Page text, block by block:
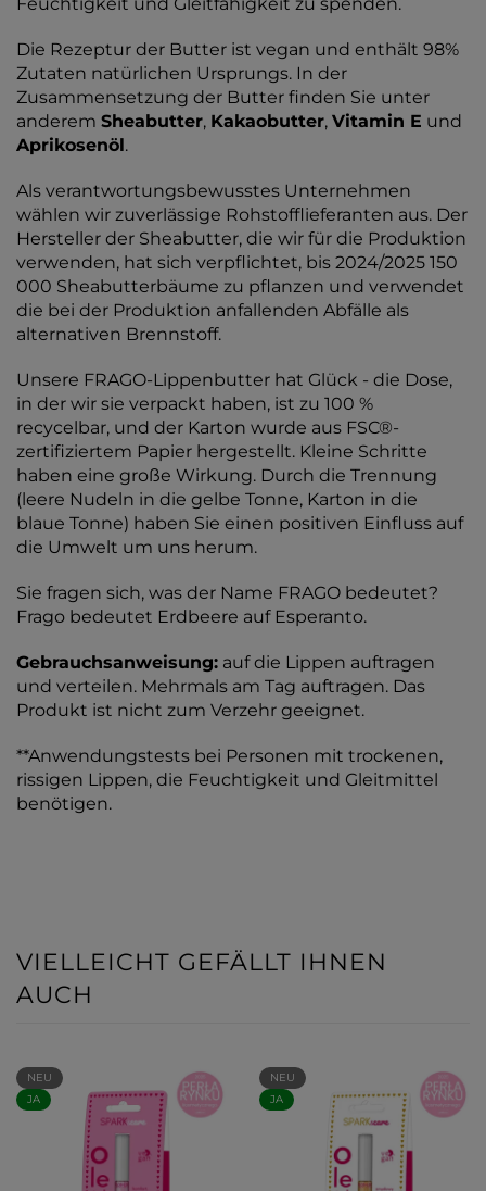
Die Rezeptur der Butter ist vegan und enthält 98%
Zutaten natürlichen Ursprungs. In der
Zusammensetzung der Butter finden Sie unter
anderem Sheabutter, Kakaobutter, Vitamin E und
Aprikosenöl.
Als verantwortungsbewusstes Unternehmen
wählen wir zuverlässige Rohstofflieferanten aus. Der
Hersteller der Sheabutter, die wir für die Produktion
verwenden, hat sich verpflichtet, bis 2024/2025 150
000 Sheabutterbäume zu pflanzen und verwendet
die bei der Produktion anfallenden Abfälle als
alternativen Brennstoff.
Unsere FRAGO-Lippenbutter hat Glück - die Dose,
in der wir sie verpackt haben, ist zu 100 %
recycelbar, und der Karton wurde aus FSC®-
zertifiziertem Papier hergestellt. Kleine Schritte
haben eine große Wirkung. Durch die Trennung
(leere Nudeln in die gelbe Tonne, Karton in die
blaue Tonne) haben Sie einen positiven Einfluss auf
die Umwelt um uns herum.
Sie fragen sich, was der Name FRAGO bedeutet?
Frago bedeutet Erdbeere auf Esperanto.
Gebrauchsanweisung: auf die Lippen auftragen
und verteilen. Mehrmals am Tag auftragen. Das
Produkt ist nicht zum Verzehr geeignet.
**Anwendungstests bei Personen mit trockenen,
rissigen Lippen, die Feuchtigkeit und Gleitmittel
benötigen.
VIELLEICHT GEFÄLLT IHNEN
AUCH
NEU
JA
NEU
JA